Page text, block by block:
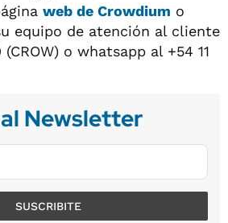
web de Crowdium o
equipo de atención al cliente
o whatsapp al +54 11
Newsletter
SUSCRIBITE